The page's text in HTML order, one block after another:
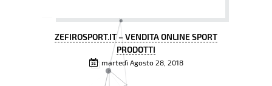
ZEFIROSPORT.IT – VENDITA ONLINE SPORT
PRODOTTI
martedì Agosto 28, 2018